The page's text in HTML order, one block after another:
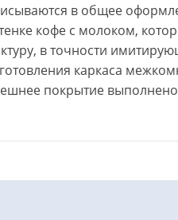
в общее
кофе с молоком,
в точности
каркаса
покрытие